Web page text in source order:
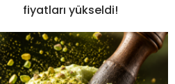
fiyatları yükseldi!